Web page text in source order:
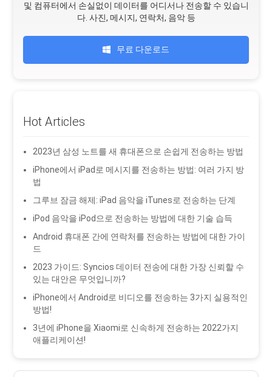
및 컴퓨터에서 손실없이 데이터를 어디서나 전송할 수 있습니
다. 사진, 메시지, 연락처, 음악 등
무료 다운로드
Hot Articles
2023년 삼성 노트를 새 휴대폰으로 손쉽게 전송하는 방법
iPhone에서 iPad로 메시지를 전송하는 방법: 여러 가지 방
법
그루브 잠금 해제: iPad 음악을 iTunes로 전송하는 단계
iPod 음악을 iPod으로 전송하는 방법에 대한 기술 습득
Android 휴대폰 간에 연락처를 전송하는 방법에 대한 가이
드
2023 가이드: Syncios 데이터 전송에 대한 가장 신뢰할 수
있는 대안은 무엇입니까?
iPhone에서 Android로 비디오를 전송하는 3가지 실용적인
방법!
3년에 iPhone을 Xiaomi로 신속하게 전송하는 2022가지
애플리케이션!